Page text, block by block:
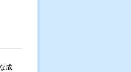
成